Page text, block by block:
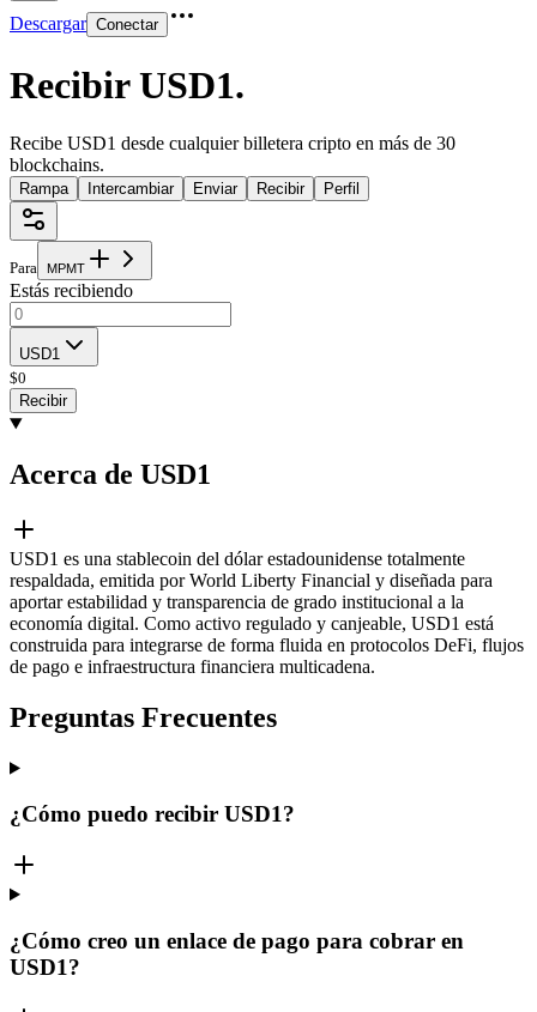
Descargar Conectar
Recibir USD1.
Recibe USD1 desde cualquier billetera cripto en más de 30
blockchains.
Rampa Intercambiar Enviar Recibir Perfil
Para MPMT
Estás recibiendo
USD1
$0
Recibir
Acerca de USD1
USD1 es una stablecoin del dólar estadounidense totalmente
respaldada, emitida por World Liberty Financial y diseñada para
aportar estabilidad y transparencia de grado institucional a la
economía digital. Como activo regulado y canjeable, USD1 está
construida para integrarse de forma fluida en protocolos DeFi, flujos
de pago e infraestructura financiera multicadena.
Preguntas Frecuentes
¿Cómo puedo recibir USD1?
¿Cómo creo un enlace de pago para cobrar en
USD1?